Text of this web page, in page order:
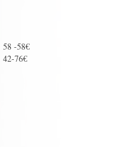
58 -58€
42-76€